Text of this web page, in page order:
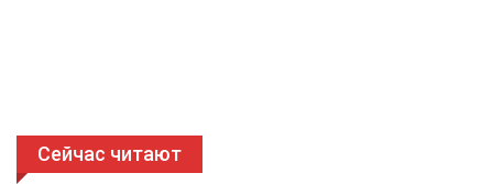
Сейчас читают